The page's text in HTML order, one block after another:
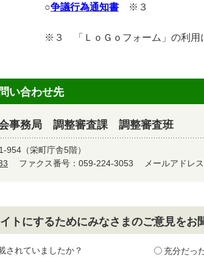
○争議行為通知書 ※３
※３ 「ＬｏＧｏフォーム」の利用
い合わせ先
事務局 調整審査課 調整審査班
954（栄町庁舎5階）
ファクス番号：059-224-3053 メールアドレス
トにするためにみなさまのご意見をお
されていましたか？ 充分だっ